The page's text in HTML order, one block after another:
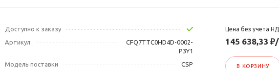
Доступно к заказу
Артикул
CFQ7TTC0HD4D-0002-
P3Y1
Модель поставки
CSP
Цена без учета
145 638,33
В КОРЗИНУ